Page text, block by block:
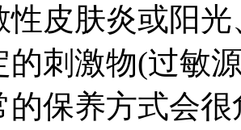
性皮肤炎或阳
的刺激物(过敏
的保养方式会